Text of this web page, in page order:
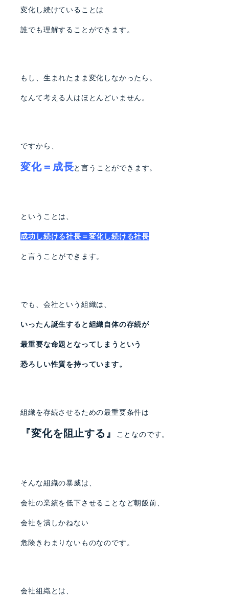
変化し続けていることは
誰でも理解することができます。
もし、生まれたまま変化しなかったら。
なんて考える人はほとんどいません。
ですから、
変化＝成長と言うことができます。
ということは、
成功し続ける社長＝変化し続ける社長
と言うことができます。
でも、会社という組織は、
いったん誕生すると組織自体の存続が
最重要な命題となってしまうという
恐ろしい性質を持っています。
組織を存続させるための最重要条件は
『変化を阻止する』 ことなのです。
そんな組織の暴威は、
会社の業績を低下させることなど朝飯前、
会社を潰しかねない
危険きわまりないものなのです。
会社組織とは、